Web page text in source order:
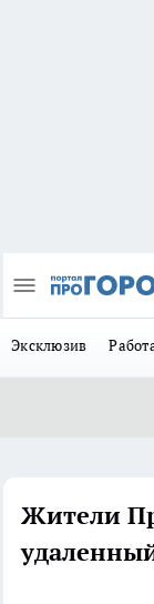
Эксклюзив
Жители